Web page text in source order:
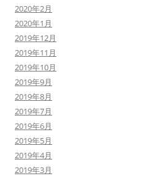
2020年2月
2020年1月
2019年12月
2019年11月
2019年10月
2019年9月
2019年8月
2019年7月
2019年6月
2019年5月
2019年4月
2019年3月